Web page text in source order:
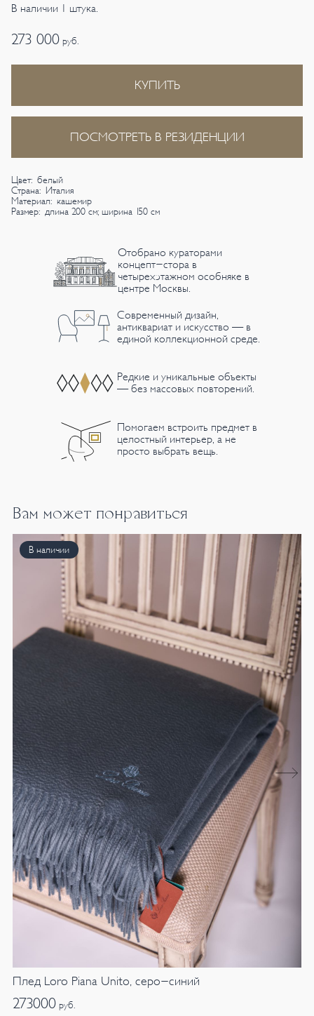
В наличии 1 штука.
273 000 руб.
КУПИТЬ
ПОСМОТРЕТЬ В РЕЗИДЕНЦИИ
Цвет: белый
Страна: Италия
Материал: кашемир
Размер: длина 200 см; ширина 150 см
Отобрано кураторами
концепт-стора в
четырехэтажном особняке в
центре Москвы.
Современный дизайн,
антиквариат и искусство — в
единой коллекционной среде.
Редкие и уникальные объекты
— без массовых повторений.
Помогаем встроить предмет в
целостный интерьер, а не
просто выбрать вещь.
Вам может понравиться
В наличии
Плед Loro Piana Unito, серо-синий
273000 руб.